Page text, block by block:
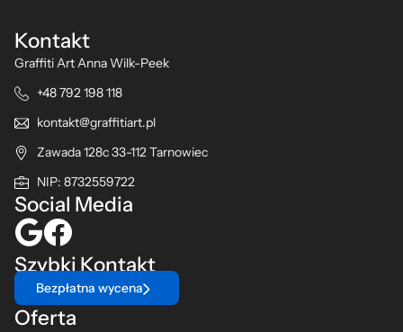
Oferta
Kontakt
Graffiti Art Anna Wilk-Peek
+48 792 198 118
kontakt@graffitiart.pl
Zawada 128c 33-112 Tarnowiec
NIP: 8732559722
Social Media
Szybki Kontakt
Bezpłatna wycena